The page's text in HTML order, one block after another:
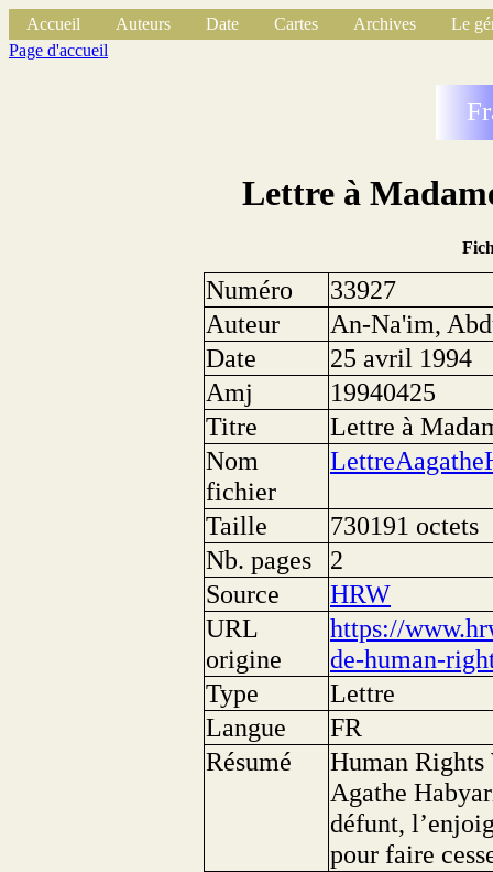
Accueil Auteurs Date Cartes Archives
Le
Page d'accueil
Lettre à
Numéro
33927
Auteur
An-Na'im,
Date
25 avril 1994
Amj
19940425
Titre
Lettre à
Nom
fichier
Taille
730191 octets
Nb. pages
2
Source
HRW
URL
origine
https://
de-human-
Type
Lettre
Langue
FR
Résumé
Human Rights
Agathe
défunt,
pour faire